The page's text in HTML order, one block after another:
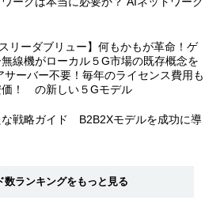
リーダブリュー】何もかもが革命！ゲ
線機がローカル５G市場の既存概念を
サーバー不要！毎年のライセンス費用も
価！ の新しい５Gモデル
戦略ガイド B2B2Xモデルを成功に導
数ランキングをもっと見る